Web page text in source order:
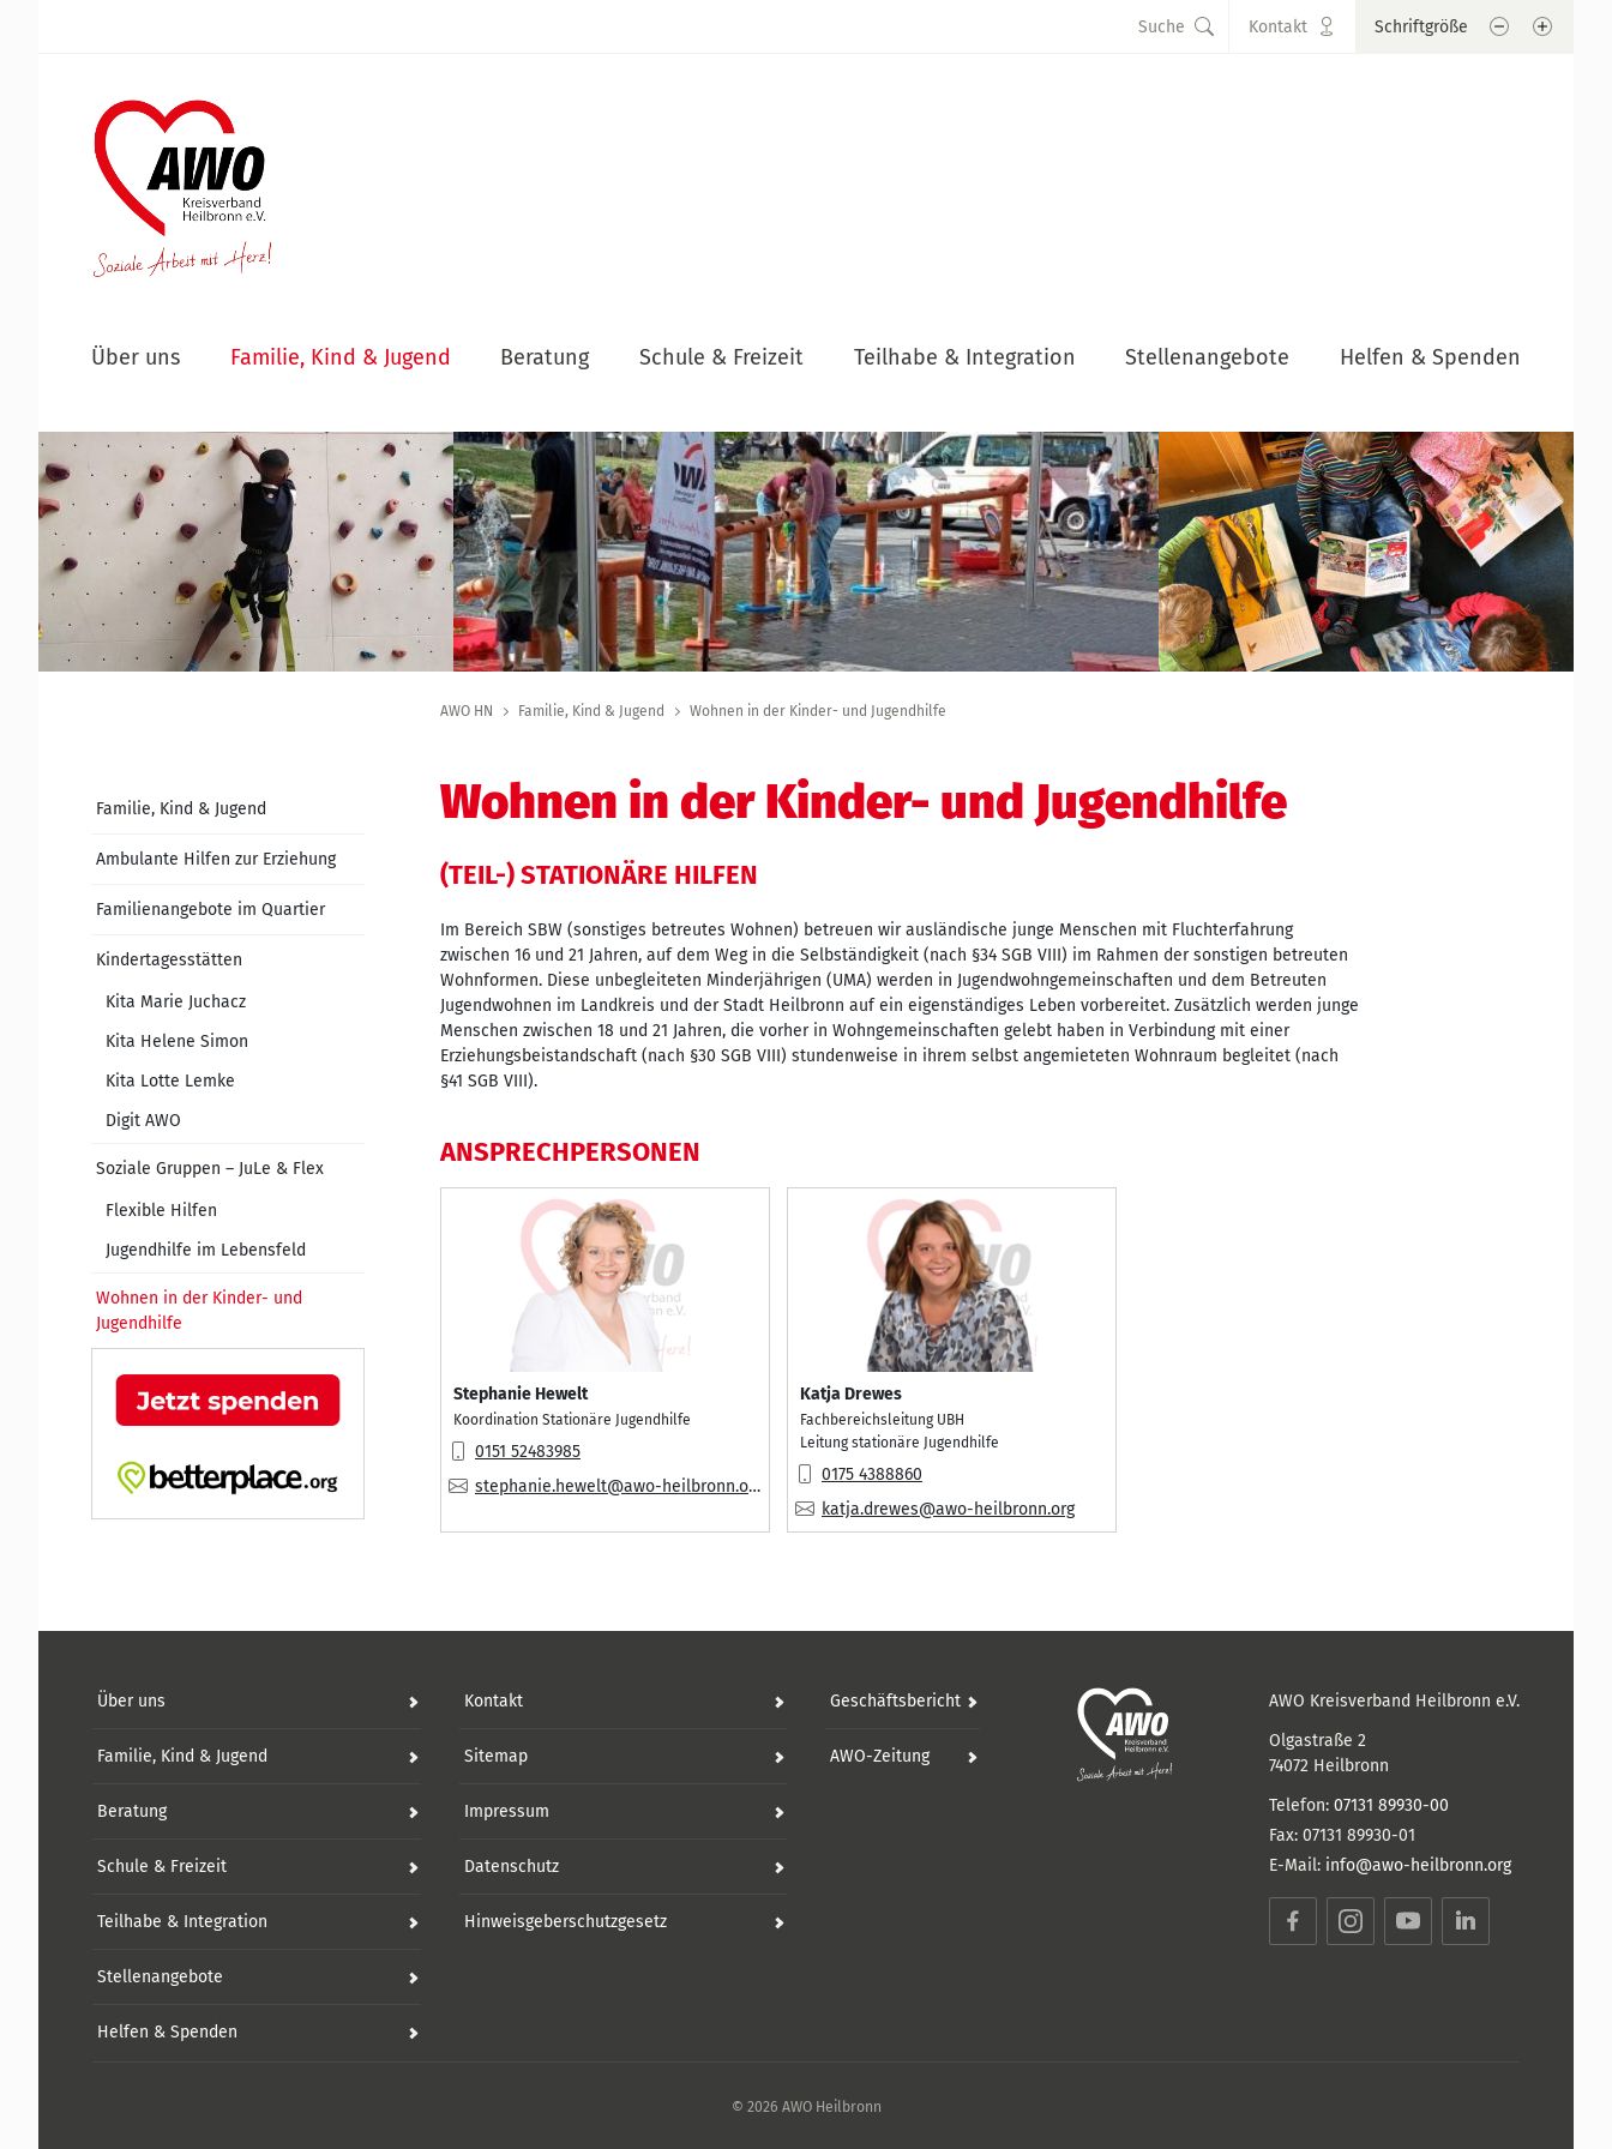
Suche Kontakt Schriftgröße SchriftSchrift
Über uns Familie, Kind & Jugend Beratung Schule & Freizeit Teilhabe & Integration Stellenangebote Helfen & Spenden
AWO HN Familie, Kind & Jugend Wohnen in der Kinder- und Jugendhilfe
Wohnen in der Kinder- und Jugendhilfe
(TEIL-) STATIONÄRE HILFEN
Im Bereich SBW (sonstiges betreutes Wohnen) betreuen wir ausländische junge Menschen mit Fluchterfahrung
zwischen 16 und 21 Jahren, auf dem Weg in die Selbständigkeit (nach §34 SGB VIII) im Rahmen der sonstigen betreuten
Wohnformen. Diese unbegleiteten Minderjährigen (UMA) werden in Jugendwohngemeinschaften und dem Betreuten
Jugendwohnen im Landkreis und der Stadt Heilbronn auf ein eigenständiges Leben vorbereitet. Zusätzlich werden junge
Menschen zwischen 18 und 21 Jahren, die vorher in Wohngemeinschaften gelebt haben in Verbindung mit einer
Erziehungsbeistandschaft (nach §30 SGB VIII) stundenweise in ihrem selbst angemieteten Wohnraum begleitet (nach
§41 SGB VIII).
ANSPRECHPERSONEN
Stephanie Hewelt
Koordination Stationäre Jugendhilfe
Mobil:
0151 52483985
E-Mail:
stephanie.hewelt@awo-heilbronn.org
Katja Drewes
Fachbereichsleitung UBH
Leitung stationäre Jugendhilfe
Mobil:
0175 4388860
E-Mail:
katja.drewes@awo-heilbronn.org
Familie, Kind & Jugend
Ambulante Hilfen zur Erziehung
Familienangebote im Quartier
Kindertagesstätten
Kita Marie Juchacz
Kita Helene Simon
Kita Lotte Lemke
Digit AWO
Soziale Gruppen – JuLe & Flex
Flexible Hilfen
Jugendhilfe im Lebensfeld
Wohnen in der Kinder- und
Jugendhilfe
Über uns
Familie, Kind & Jugend
Beratung
Schule & Freizeit
Teilhabe & Integration
Stellenangebote
Helfen & Spenden
Geschäftsbericht
AWO-Zeitung
AWO Kreisverband Heilbronn e.V.
Olgastraße 2
74072 Heilbronn
Telefon: 07131 89930-00
Fax: 07131 89930-01
E-Mail: info@awo-heilbronn.org
FacebookInstagramYouTube LinkedIn
Kontakt
Sitemap
Impressum
Datenschutz
Hinweisgeberschutzgesetz
© 2026 AWO Heilbronn